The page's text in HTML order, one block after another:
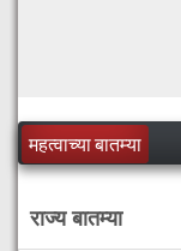
महत्वाच्या बातम्या
राज्य बातम्या